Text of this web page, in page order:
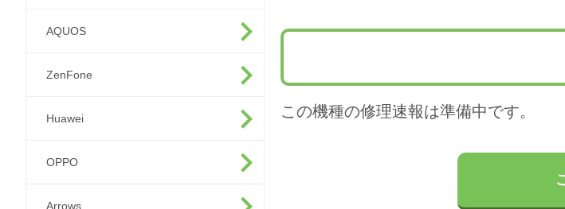
AQUOS
ZenFone
Huawei
OPPO
Arrows
この機種の修理速報は準備中です。